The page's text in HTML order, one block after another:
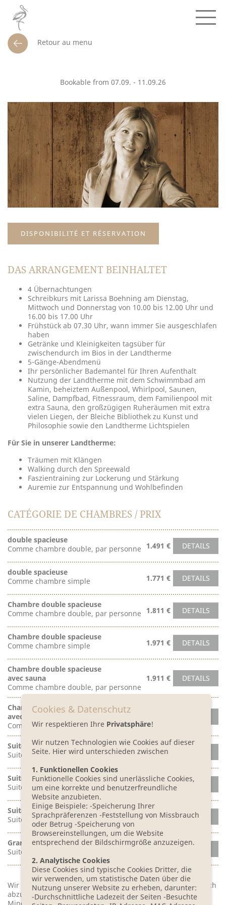
Retour au menu
Bookable from 07.09. - 11.09.26
DISPONIBILITÉ ET RÉSERVATION
DAS ARRANGEMENT BEINHALTET
4 Übernachtungen
Schreibkurs mit Larissa Boehning am Dienstag,
Mittwoch und Donnerstag von 10.00 bis 12.00 Uhr und
16.00 bis 17.00 Uhr
Frühstück ab 07.30 Uhr, wann immer Sie ausgeschlafen
haben
Getränke und Kleinigkeiten tagsüber für
zwischendurch im Bios in der Landtherme
5-Gänge-Abendmenü
Ihr persönlicher Bademantel für Ihren Aufenthalt
Nutzung der Landtherme mit dem Schwimmbad am
Kamin, beheiztem Außenpool, Whirlpool, Saunen,
Saline, Dampfbad, Fitnessraum, dem Familienpool mit
extra Sauna, den großzügigen Ruheräumen mit extra
vielen Liegen, der Bleiche Bibliothek zu Kunst und
Philosophie sowie den Landtherme Lichtspielen
Für Sie in unserer Landtherme:
Träumen mit Klängen
Walking durch den Spreewald
Faszientraining zur Lockerung und Stärkung
Auremie zur Entspannung und Wohlbefinden
CATÉGORIE DE CHAMBRES / PRIX
double spacieuse
Comme chambre double, par personne
DETAILS
1.491 €
double spacieuse
Comme chambre simple
DETAILS
1.771 €
Chambre double spacieuse
Comme chambre double, par personne
DETAILS
1.811 €
Chambre double spacieuse
Comme chambre simple
DETAILS
1.971 €
Chambre double spacieuse
avec sauna
Comme chambre double, par personne
DETAILS
1.911 €
Chambre double spacieuse
avec sauna
Comme chambre simple
Suite «Bleiche»
Suite par personne
2.211 €
Suite »maison de campagne«
Suite par personne
DETAILS
2.411 €
Suite SPA
Suite par personne
DETAILS
2.731 €
Grande suite SPA
Suite pour 2 personnes
DETAILS
auf Anfrage
Wir behalten uns vor, den Termin bei mangelndem Zuspruch
abzusagen.
Cookies & Datenschutz
Wir respektieren Ihre Privatsphäre!
Wir nutzen Technologien wie Cookies auf dieser
Seite. Hier wird unterschieden zwischen
1. Funktionellen Cookies
Funktionelle Cookies sind unerlässliche Cookies,
um eine korrekte und benutzerfreundliche
Website anzubieten.
Einige Beispiele: -Speicherung Ihrer
Sprachpräferenzen -Feststellung von Missbrauch
oder Betrug -Speicherung von
Browsereinstellungen, um die Website
entsprechend der Bildschirmgröße anzuzeigen.
2. Analytische Cookies
Diese Cookies sind typische Cookies Dritter, die
wir verwenden, um statistische Daten über die
Nutzung unserer Website zu erheben, darunter:
-Durchschnittliche Ladezeit der Seiten -Besuchte